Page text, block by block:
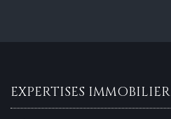
EXPERTISES IMMOBILIER